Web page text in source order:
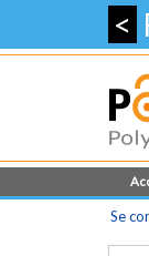
<
Se